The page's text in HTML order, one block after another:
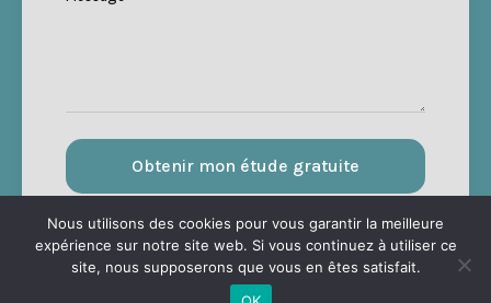
Obtenir mon étude gratuite
Nous utilisons des cookies pour vous garantir la meilleure
expérience sur notre site web. Si vous continuez à utiliser ce
site, nous supposerons que vous en êtes satisfait.